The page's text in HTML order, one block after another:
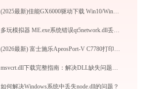
(2025最新)佳能GX6000驱动下载 Win10/Win11支持
多玩模拟器 ME.exe系统错误qt5network.dll丢失如何解决
(2026最新) 富士施乐ApeosPort-V C7780打印机无法连接？如何解决-金山毒霸
msvcrt.dll下载完整指南：解决DLL缺失问题，32/64位系统官方免费版
如何解决Windows系统中丢失node.dll的问题？